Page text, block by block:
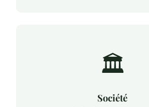
🏛️
Société